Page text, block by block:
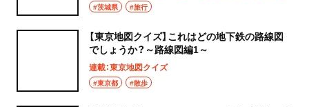
#茨城県 #旅行
【東京地図クイズ】これはどの地下鉄の路線図
でしょうか？～路線図編1～
連載：東京地図クイズ
#東京都 #散歩